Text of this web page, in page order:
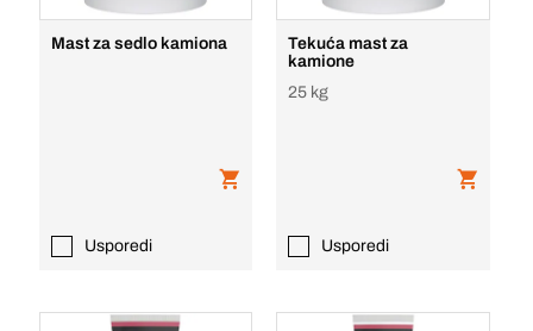
Mast za sedlo kamiona
Usporedi
Tekuća mast za
kamione
25 kg
Usporedi